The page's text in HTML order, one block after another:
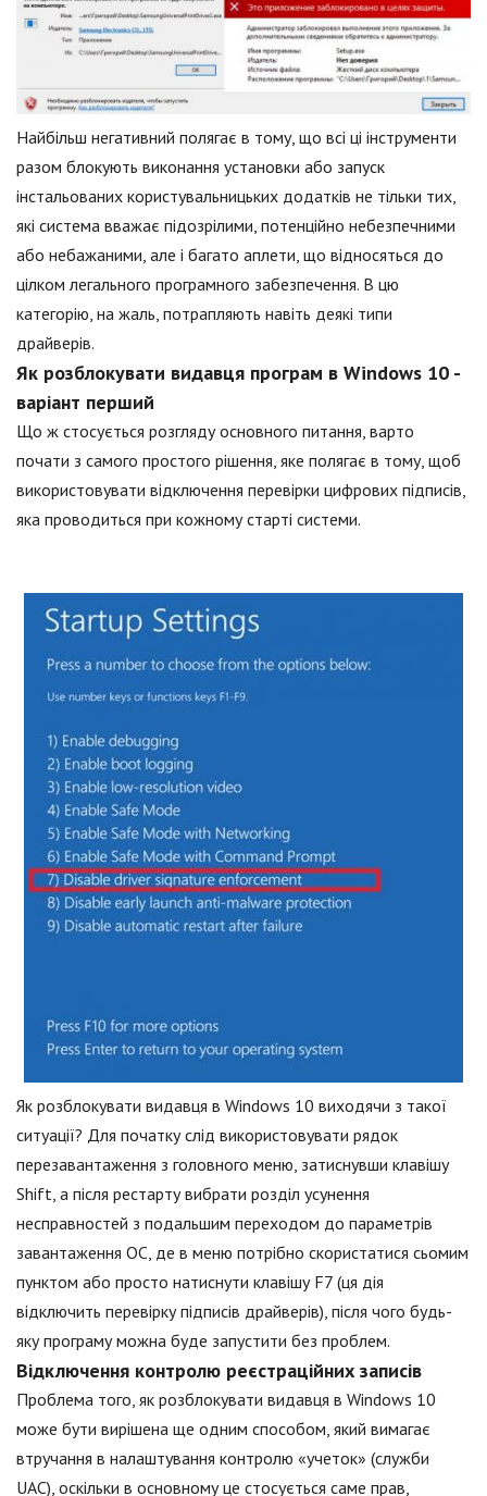
Найбільш негативний полягає в тому, що всі ці інструменти
разом блокують виконання установки або запуск
інстальованих користувальницьких додатків не тільки тих,
які система вважає підозрілими, потенційно небезпечними
або небажаними, але і багато аплети, що відносяться до
цілком легального програмного забезпечення. В цю
категорію, на жаль, потрапляють навіть деякі типи
драйверів.
Як розблокувати видавця програм в Windows 10 -
варіант перший
Що ж стосується розгляду основного питання, варто
почати з самого простого рішення, яке полягає в тому, щоб
використовувати відключення перевірки цифрових підписів,
яка проводиться при кожному старті системи.
Як розблокувати видавця в Windows 10 виходячи з такої
ситуації? Для початку слід використовувати рядок
перезавантаження з головного меню, затиснувши клавішу
Shift, а після рестарту вибрати розділ усунення
несправностей з подальшим переходом до параметрів
завантаження ОС, де в меню потрібно скористатися сьомим
пунктом або просто натиснути клавішу F7 (ця дія
відключить перевірку підписів драйверів), після чого будь-
яку програму можна буде запустити без проблем.
Відключення контролю реєстраційних записів
Проблема того, як розблокувати видавця в Windows 10
може бути вирішена ще одним способом, який вимагає
втручання в налаштування контролю «учеток» (служби
UAC), оскільки в основному це стосується саме прав,